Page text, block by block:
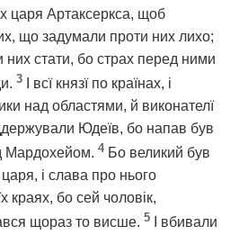
царя Артаксеркса, щоб
що задумали проти них лихо;
них стати, бо страх перед ними
3
І всї князї по країнах, і
над областями, й виконателї
Юдеїв, бо напав був
Мардохейом. 4 Бо великий був
і слава про нього
краях, бо сей чоловік,
щораз то висше. 5
І вбивали